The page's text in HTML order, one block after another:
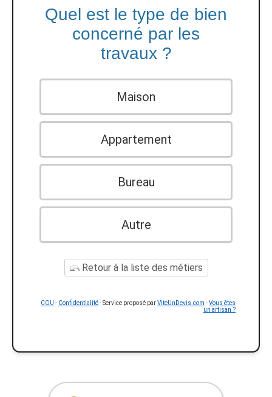
Quel est le type de bien
concerné par les
travaux ?
Maison
Appartement
Bureau
Autre
Retour à la liste des métiers
CGU - Confidentialité- Service proposé parViteUnDevis.com -Vous êtes
un artisan ?